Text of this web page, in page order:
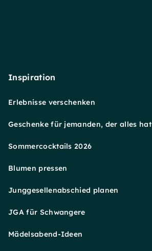
Inspiration
Erlebnisse verschenken
Geschenke für jemanden, der alles hat
Sommercocktails 2026
Blumen pressen
Junggesellenabschied planen
JGA für Schwangere
Mädelsabend-Ideen